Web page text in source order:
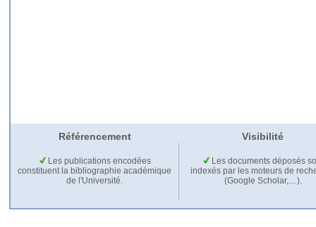
Référencement Visibilité
Les publications encodées
constituent la bibliographie académique
de l'Université.
Les documents déposés
indexés par les moteurs de
(Google Scholar,…).